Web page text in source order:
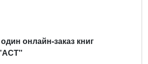
онлайн-заказ книг